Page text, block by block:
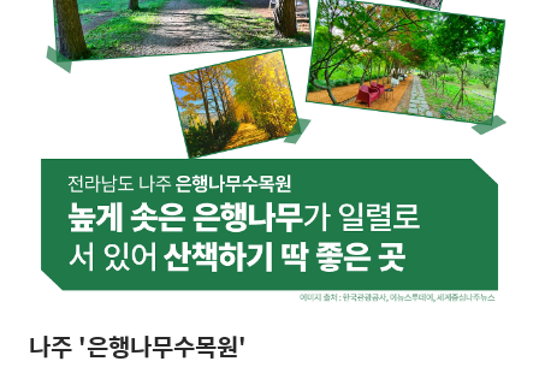
나주 '은행나무수목원'